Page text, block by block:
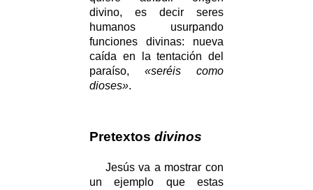
divino, es decir seres
humanos usurpando
funciones divinas: nueva
caída en la tentación del
paraíso, «seréis como
dioses».
Pretextos divinos
Jesús va a mostrar con
un ejemplo que estas